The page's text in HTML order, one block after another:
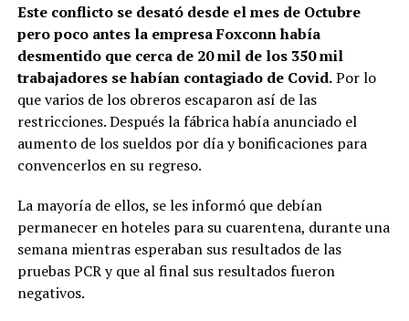
Este conflicto se desató desde el mes de Octubre
pero poco antes la empresa Foxconn había
desmentido que cerca de 20 mil de los 350 mil
trabajadores se habían contagiado de Covid.Por lo
que varios de los obreros escaparon así de las
restricciones. Después la fábrica había anunciado el
aumento de los sueldos por día y bonificaciones para
convencerlos en su regreso.
La mayoría de ellos, se les informó que debían
permanecer en hoteles para su cuarentena, durante una
semana mientras esperaban sus resultados de las
pruebas PCR y que al final sus resultados fueron
negativos.